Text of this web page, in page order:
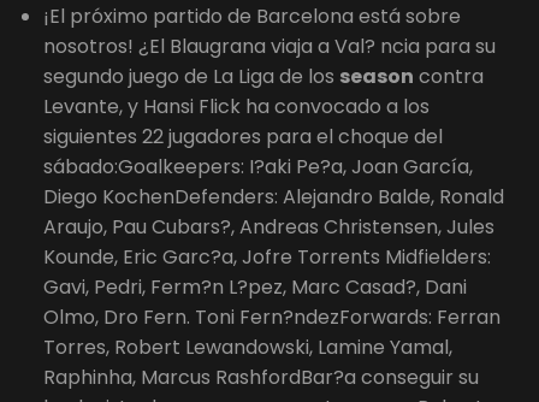
¡El próximo partido de Barcelona está sobre
nosotros! ¿El Blaugrana viaja a Val? ncia para su
segundo juego de La Liga de los season contra
Levante, y Hansi Flick ha convocado a los
siguientes 22 jugadores para el choque del
sábado:Goalkeepers: I?aki Pe?a, Joan García,
Diego KochenDefenders: Alejandro Balde, Ronald
Araujo, Pau Cubars?, Andreas Christensen, Jules
Kounde, Eric Garc?a, Jofre Torrents Midfielders:
Gavi, Pedri, Ferm?n L?pez, Marc Casad?, Dani
Olmo, Dro Fern. Toni Fern?ndezForwards: Ferran
Torres, Robert Lewandowski, Lamine Yamal,
Raphinha, Marcus RashfordBar?a conseguir su